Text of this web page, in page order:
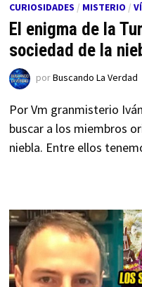
CURIOSIDADES / MISTERIO /
El enigma de la
sociedad de la
porBuscando La Verdad
Por Vm granmisterio
buscar a los miembros
niebla. Entre ellos